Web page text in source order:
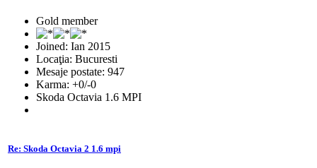
Gold member
Joined: Ian 2015
Locaţia: Bucuresti
Mesaje postate: 947
Karma: +0/-0
Skoda Octavia 1.6 MPI
Re: Skoda Octavia 2 1.6 mpi